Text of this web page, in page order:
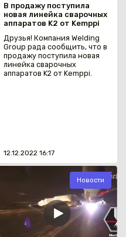
В продажу поступила
новая линейка сварочных
аппаратов K2 от Kemppi
Друзья! Компания Welding
Group рада сообщить, что в
продажу поступила новая
линейка сварочных
аппаратов K2 от Kemppi.
12.12.2022 16:17
Новости